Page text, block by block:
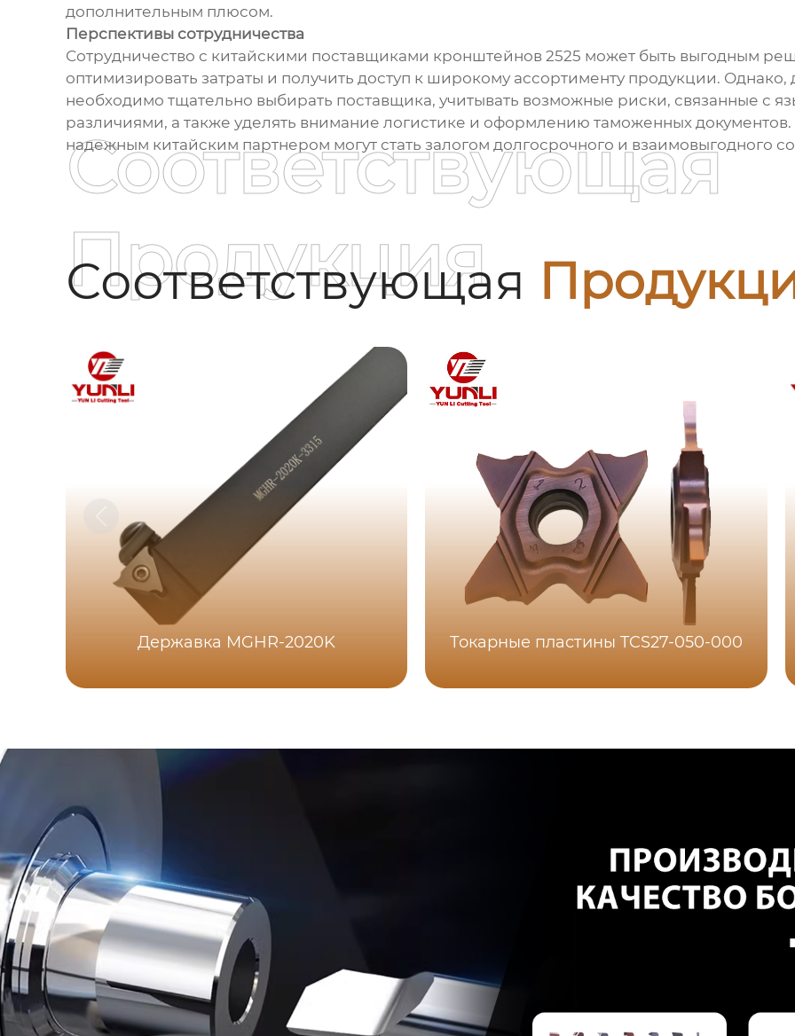
дополнительным плюсом.
Перспективы сотрудничества
Сотрудничество с китайскими поставщиками кронштейнов 2525 может быть выгодным
оптимизировать затраты и получить доступ к широкому ассортименту продукции.
необходимо тщательно выбирать поставщика, учитывать возможные риски, связанные с
различиями, а также уделять внимание логистике и оформлению таможенных
надежным китайским партнером могут стать залогом долгосрочного и взаимовыгодного
Соответствующая
Соответствующая
Продукция
Державка MGHR-2020K Токарные пластины TCS27-050-000